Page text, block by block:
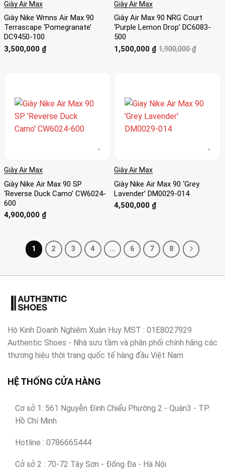
Giày Air Max
Giày Nike Wmns Air Max 90
Terrascape ‘Pomegranate’
DC9450-100
3,500,000 ₫
Giày Air Max
Giày Air Max 90 NRG Court
‘Purple Lemon Drop’ DC6083-
500
1,900,000₫
Giá
gốc
1,500,000 ₫
Giá
hiện
Giày Air Max
Giày Nike Air Max 90 SP
‘Reverse Duck Camo’ CW6024-
600
4,900,000 ₫
Giày Air Max
Giày Nike Air Max 90 ‘Grey
Lavender’ DM0029-014
4,500,000 ₫
1 2 3 4 … 6 7 8
Hộ Kinh Doanh Nghiêm Xuân Huy MST : 01E8027929
Authentic Shoes - Nhà sưu tầm và phân phối chính hãng các
thương hiệu thời trang quốc tế hàng đầu Việt Nam
HỆ THỐNG CỬA HÀNG
Cơ sở 1: 561 Nguyễn Đình Chiểu Phường 2 - Quận3 - TP.
Hồ Chí Minh
Hotline : 0786665444
Cở sở 2 : 70-72 Tây Sơn - Đống Đa - Hà Nội